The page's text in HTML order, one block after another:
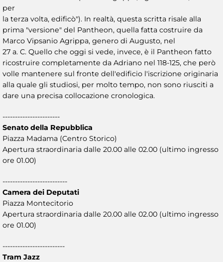
per
la terza volta, edificò"). In realtà, questa scritta risale alla
prima "versione" del Pantheon, quella fatta costruire da
Marco Vipsanio Agrippa, genero di Augusto, nel
27 a. C. Quello che oggi si vede, invece, è il Pantheon fatto
ricostruire completamente da Adriano nel 118-125, che però
volle mantenere sul fronte dell'edificio l'iscrizione originaria
alla quale gli studiosi, per molto tempo, non sono riusciti a
dare una precisa collocazione cronologica.
-----------------------
Senato della Repubblica
Piazza Madama (Centro Storico)
Apertura straordinaria dalle 20.00 alle 02.00 (ultimo ingresso
ore 01.00)
--------------------------
Camera dei Deputati
Piazza Montecitorio
Apertura straordinaria dalle 20.00 alle 02.00 (ultimo ingresso
ore 01.00)
-------------------------
Tram Jazz